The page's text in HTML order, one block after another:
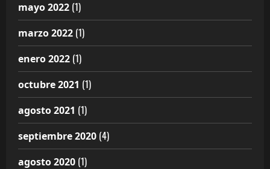
mayo 2022 (1)
marzo 2022 (1)
enero 2022 (1)
octubre 2021 (1)
agosto 2021 (1)
septiembre 2020 (4)
agosto 2020 (1)